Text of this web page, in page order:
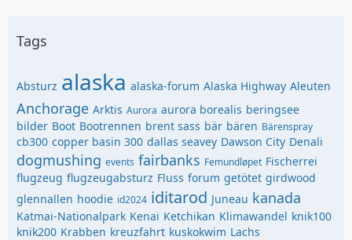
Tags
Absturz alaska alaska-forum Alaska Highway Aleuten
Anchorage Arktis Aurora aurora borealis beringsee
bilder Boot Bootrennen brent sass bär bären Bärenspray
cb300 copper basin 300 dallas seavey Dawson City Denali
dogmushing events fairbanks Femundløpet Fischerrei
flugzeug flugzeugabsturz Fluss forum getötet girdwood
glennallen hoodie id2024 iditarod Juneau kanada
Katmai-Nationalpark Kenai Ketchikan Klimawandel knik100
knik200 Krabben kreuzfahrt kuskokwim Lachs